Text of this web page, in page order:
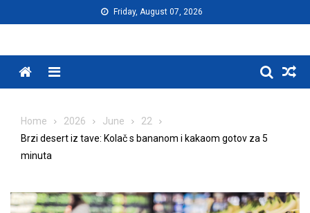
to
Friday, August 07, 2026
Menu
Home 2026 June
22
Brzi desert iz tave: Kolač s bananom i kakaom gotov za 5
minuta